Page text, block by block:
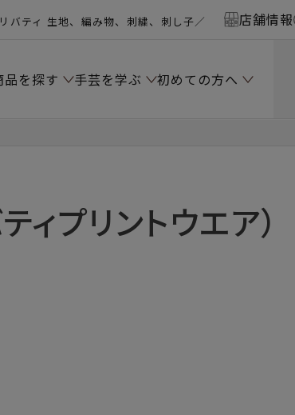
バティ 生地、編み物、刺繍、刺し子／ 店舗情報
品を探す 手芸を学ぶ 初めての方へ
ティプリントウエア）